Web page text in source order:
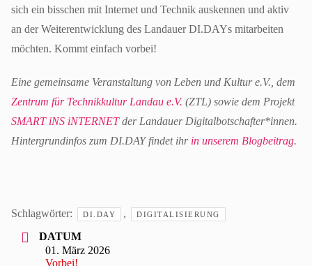
sich ein bisschen mit Internet und Technik auskennen und aktiv
an der Weiterentwicklung des Landauer DI.DAYs mitarbeiten
möchten. Kommt einfach vorbei!
Eine gemeinsame Veranstaltung von Leben und Kultur e.V., dem
Zentrum für Technikkultur Landau e.V. (ZTL) sowie dem Projekt
SMART iNS iNTERNETder Landauer Digitalbotschafter*innen.
Hintergrundinfos zum DI.DAY findet ihr in unserem Blogbeitrag.
Schlagwörter: DI.DAY , DIGITALISIERUNG
DATUM
01. März 2026
Vorbei!